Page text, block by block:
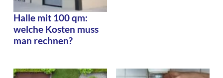
Halle mit 100 qm:
welche Kosten muss
man rechnen?